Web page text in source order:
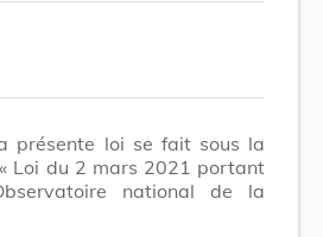
présente loi se fait sous la
Loi du 2 mars 2021 portant
national de la